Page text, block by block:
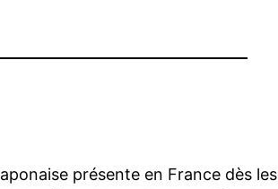
présente en France dès les